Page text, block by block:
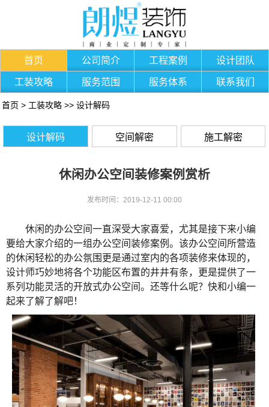
首页 公司简介 工程案例 设计团队
工装攻略 服务范围 服务体系 联系我们
首页 > 工装攻略 >> 设计解码
设计解码 空间解密 施工解密
休闲办公空间装修案例赏析
发布时间：2019-12-11 00:00
休闲的办公空间一直深受大家喜爱，尤其是接下来小编
要给大家介绍的一组办公空间装修案例。该办公空间所营造
的休闲轻松的办公氛围更是通过室内的各项装修来体现的，
设计师巧妙地将各个功能区布置的井井有条，更是提供了一
系列功能灵活的开放式办公空间。还等什么呢？快和小编一
起来了解了解吧！